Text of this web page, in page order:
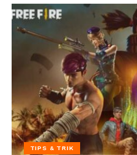
TIPS & TRIK